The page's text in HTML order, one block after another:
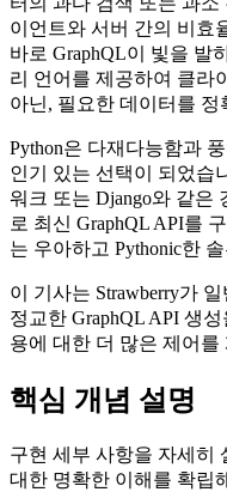
이언트와 서버 간의 비효
바로 GraphQL이 빛을 발
리 언어를 제공하여 클라
아닌, 필요한 데이터를
Python은 다재다능함과
인기 있는 선택이 되었습
워크 또는 Django와 같은
로 최신 GraphQL API를
는 우아하고 Pythonic한
이 기사는 Strawberry가
정교한 GraphQL API 생
용에 대한 더 많은 제어
핵심 개념 설명
구현 세부 사항을 자세히
대한 명확한 이해를 확립